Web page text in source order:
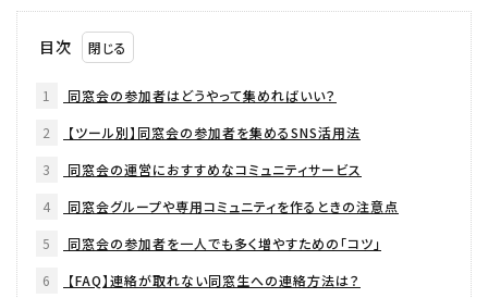
目次
1
同窓会の参加者はどうやって集めればいい？
2
【ツール別】同窓会の参加者を集めるSNS活用法
3
同窓会の運営におすすめなコミュニティサービス
4
同窓会グループや専用コミュニティを作るときの注意点
5
同窓会の参加者を一人でも多く増やすための「コツ」
6
【FAQ】連絡が取れない同窓生への連絡方法は？